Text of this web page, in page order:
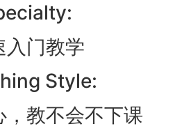
入门教学
Style:
，教不会不下课